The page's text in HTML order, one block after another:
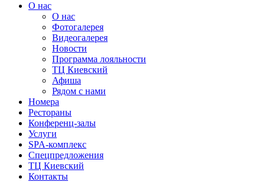
О нас
О нас
Фотогалерея
Видеогалерея
Новости
Программа лояльности
ТЦ Киевский
Афиша
Рядом с нами
Номера
Рестораны
Конференц-залы
Услуги
SPA-комплекс
Спецпредложения
ТЦ Киевский
Контакты